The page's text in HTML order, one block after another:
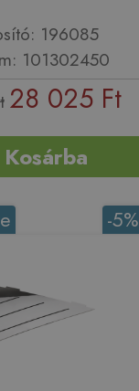
196085
101302450
28 025 Ft
Kosárba
-5%